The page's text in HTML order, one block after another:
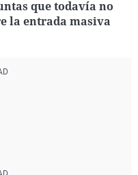
que todavía no
la entrada masiva